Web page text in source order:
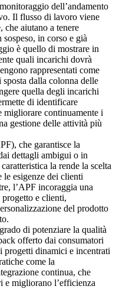
dell’andamento
Il flusso di lavoro viene
che aiutano a tenere
in corso e già
è quello di mostrare in
quali incarichi dovrà
rappresentati come
dalla colonna delle
quella degli incarichi
di identificare
migliorare continuamente i
gestione delle attività più
che garantisce la
dettagli ambigui o in
la rende la scelta
le esigenze dei clienti
l’APF incoraggia una
e clienti,
del prodotto
di potenziare la qualità
offerto dai consumatori
progetti dinamici e incentrati
come la
continua, che
e migliorano l’efficienza